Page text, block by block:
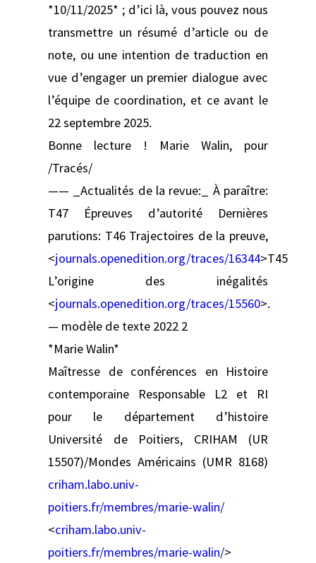
*10/11/2025* ; d’ici là, vous pouvez nous
transmettre un résumé d’article ou de
note, ou une intention de traduction en
vue d’engager un premier dialogue avec
l’équipe de coordination, et ce avant le
22 septembre 2025.
Bonne lecture ! Marie Walin, pour
/Tracés/
—— _Actualités de la revue:_ À paraître:
T47 Épreuves d’autorité Dernières
parutions: T46 Trajectoires de la preuve,
<journals.openedition.org/traces/16344>T45
L’origine des inégalités
<journals.openedition.org/traces/15560>.
— modèle de texte 2022 2
*Marie Walin*
Maîtresse de conférences en Histoire
contemporaine Responsable L2 et RI
pour le département d’histoire
Université de Poitiers, CRIHAM (UR
15507)/Mondes Américains (UMR 8168)
criham.labo.univ-
poitiers.fr/membres/marie-walin/
<criham.labo.univ-
poitiers.fr/membres/marie-walin/>